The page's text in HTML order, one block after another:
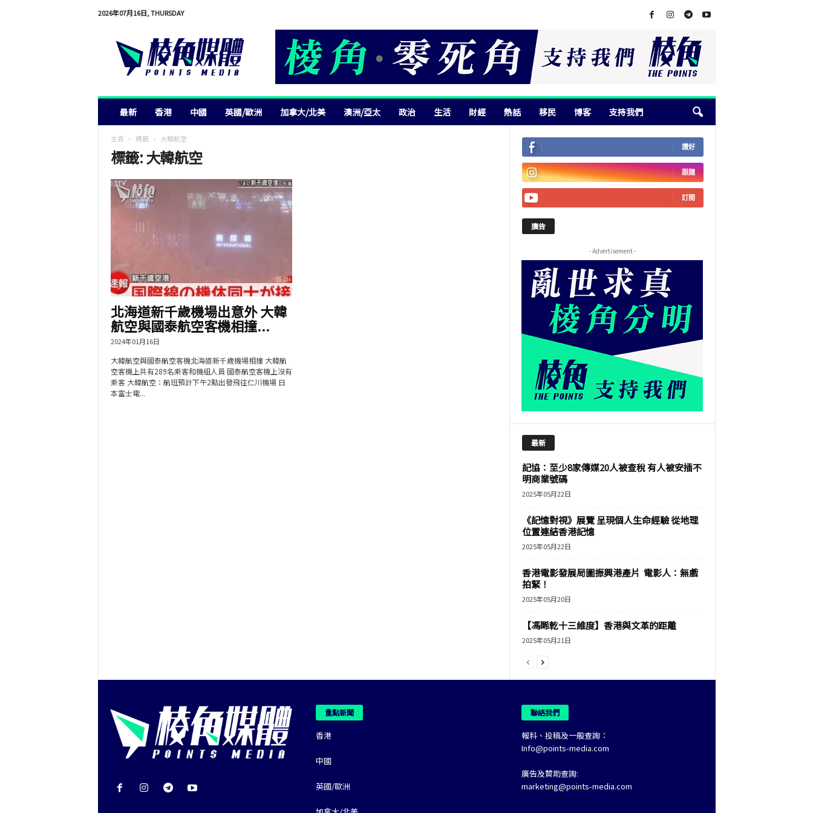
2026年07月16日, THURSDAY
最新 香港 中國 英國/歐洲 加拿大/北美 澳洲/亞太 政治 生活 財經 熱話 移民 博客 支持我們
主頁 標籤 大韓航空
標籤: 大韓航空
北海道新千歲機場出意外 大韓
航空與國泰航空客機相撞...
2024年01月16日
大韓航空與國泰航空客機北海道新千歲機場相撞 大韓航
空客機上共有289名乘客和機組人員 國泰航空客機上沒有
乘客 大韓航空：航班預計下午2點出發飛往仁川機場 日
本富士電...
讚好
跟隨
訂閱
廣告
- Advertisement -
最新
記協：至少8家傳媒20人被查稅 有人被安插不
明商業號碼
2025年05月22日
《記憶對視》展覽 呈現個人生命經驗 從地理
位置連結香港記憶
2025年05月22日
香港電影發展局圖振興港產片 電影人：無戲
拍緊！
2025年05月20日
【馮睎乾十三維度】香港與文革的距離
2025年05月21日
重點新聞
香港
中國
英國/歐洲
聯絡我們
報料、投稿及一般查詢：
Info@points-media.com
廣告及贊助查詢:
marketing@points-media.com